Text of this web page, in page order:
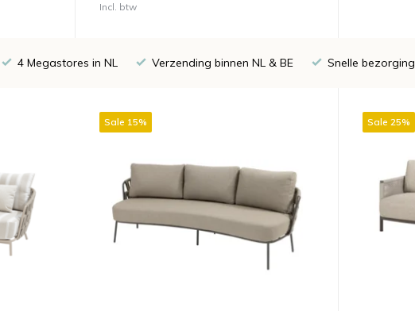
Incl. btw
4 Megastores in NL Verzending binnen NL & BE Snelle bezorging
Sale 15% Sale 25%